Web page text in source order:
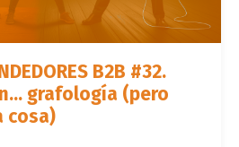
B2B #32.
grafología (pero
cosa)